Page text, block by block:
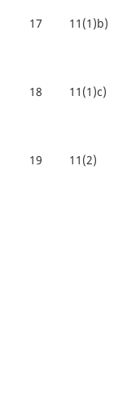
17 11(1)b)
18 11(1)c)
19 11(2)